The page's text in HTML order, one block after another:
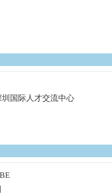
国际人才交流中心